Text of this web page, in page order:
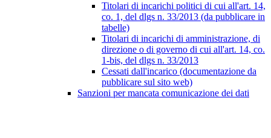
Titolari di incarichi politici di cui all'art. 14,
co. 1, del dlgs n. 33/2013 (da pubblicare in
tabelle)
Titolari di incarichi di amministrazione, di
direzione o di governo di cui all'art. 14, co.
1-bis, del dlgs n. 33/2013
Cessati dall'incarico (documentazione da
pubblicare sul sito web)
Sanzioni per mancata comunicazione dei dati